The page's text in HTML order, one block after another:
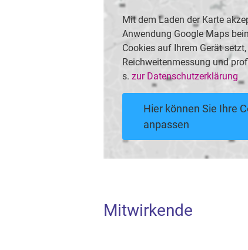
Mit dem Laden der Karte
Anwendung Google Maps
Cookies auf Ihrem Gerät
Reichweitenmessung und
s. zur Datenschutzerklärung
Hier können Sie Ihre
anpassen
Mitwirkende